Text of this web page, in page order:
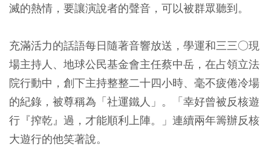
滅的熱情，要讓演說者的聲音，可以被群眾聽到。
充滿活力的話語每日隨著音響放送，學運和三三○現
場主持人、地球公民基金會主任蔡中岳，在占領立法
院行動中，創下主持整整二十四小時、毫不疲倦冷場
的紀錄，被尊稱為「社運鐵人」。「幸好曾被反核遊
行『搾乾』過，才能順利上陣。」連續兩年籌辦反核
大遊行的他笑著說。